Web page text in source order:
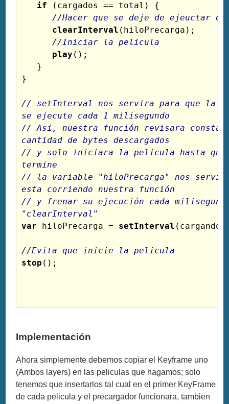
if (cargados == total) {
//Hacer que se deje de ejeuctar
clearInterval (hiloPrecarga);
//Iniciar la pelicula
play ();
}
// setInterval nos servira para que la
se ejecute cada 1 milisegundo
// Asi, nuestra función revisara
cantidad de bytes descargados
// y solo iniciara la pelicula hasta que
termine
// la variable "hiloPrecarga" nos servira
esta corriendo nuestra función
// y frenar su ejecución cada
"clearInterval"
var hiloPrecarga = setInterval
//Evita que inicie la pelicula
stop ();
Implementación
Ahora simplemente debemos copiar el Keyframe uno
(Ambos layers) en las peliculas que hagamos; solo
tenemos que insertarlos tal cual en el primer KeyFrame
de cada pelicula y el precargador funcionara, tambien